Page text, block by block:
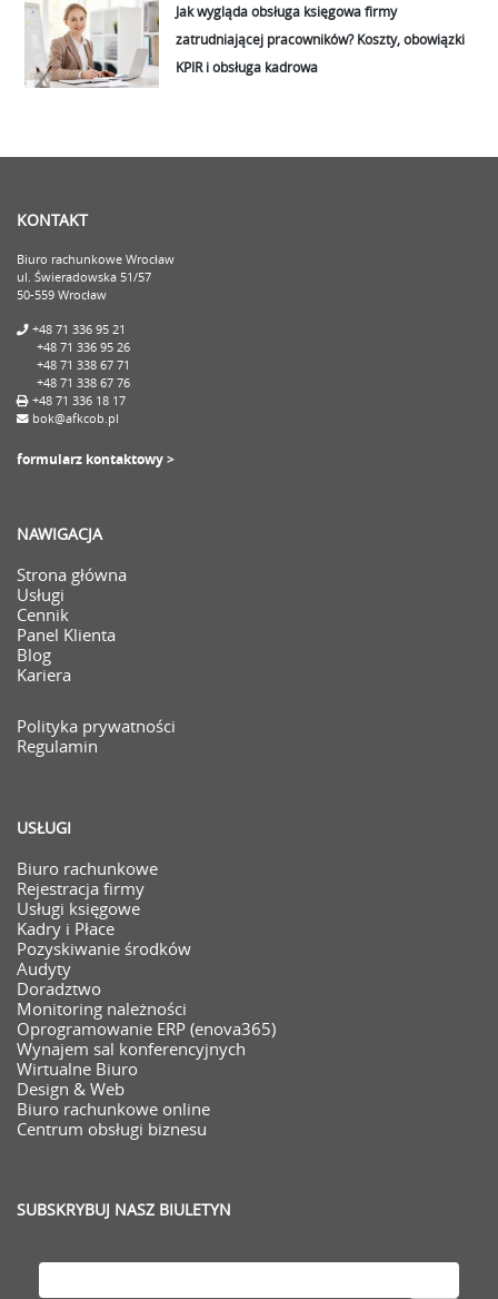
Jak wygląda obsługa księgowa firmy
zatrudniającej pracowników? Koszty, obowiązki
KPIR i obsługa kadrowa
KONTAKT
Biuro rachunkowe Wrocław
ul. Świeradowska 51/57
50-559 Wrocław
+48 71 336 95 21
+48 71 336 95 26
+48 71 338 67 71
+48 71 338 67 76
+48 71 336 18 17
bok@afkcob.pl
formularz kontaktowy >
NAWIGACJA
Strona główna
Usługi
Cennik
Panel Klienta
Blog
Kariera
Polityka prywatności
Regulamin
USŁUGI
Biuro rachunkowe
Rejestracja firmy
Usługi księgowe
Kadry i Płace
Pozyskiwanie środków
Audyty
Doradztwo
Monitoring należności
Oprogramowanie ERP (enova365)
Wynajem sal konferencyjnych
Wirtualne Biuro
Design & Web
Biuro rachunkowe online
Centrum obsługi biznesu
SUBSKRYBUJ NASZ BIULETYN